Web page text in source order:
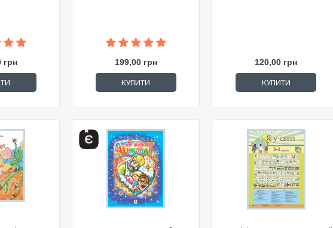
грн 199,00 грн
КУПИТИ
120,00 грн
КУПИТИ